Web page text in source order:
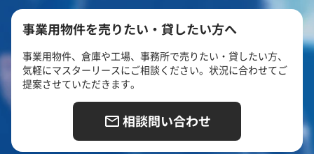
事業用物件を売りたい・貸したい方へ
事業用物件、倉庫や工場、事務所で売りたい・貸したい方、
気軽にマスターリースにご相談ください。状況に合わせてご
提案させていただきます。
相談問い合わせ